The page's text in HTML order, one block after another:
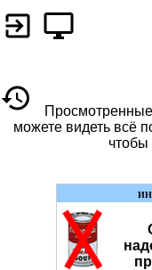
можете видеть всё
чтобы